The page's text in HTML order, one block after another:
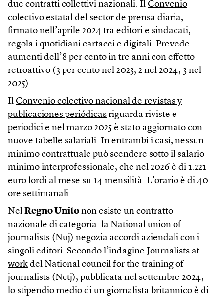
due contratti collettivi nazionali. Il Convenio
colectivo estatal del sector de prensa diaria,
firmato nell’aprile 2024 tra editori e sindacati,
regola i quotidiani cartacei e digitali. Prevede
aumenti dell’8 per cento in tre anni con effetto
retroattivo (3 per cento nel 2023, 2 nel 2024, 3 nel
2025).
Il Convenio colectivo nacional de revistas y
publicaciones periódicas riguarda riviste e
periodici e nel marzo 2025 è stato aggiornato con
nuove tabelle salariali. In entrambi i casi, nessun
minimo contrattuale può scendere sotto il salario
minimo interprofessionale, che nel 2026 è di 1.221
euro lordi al mese su 14 mensilità. L’orario è di 40
ore settimanali.
Nel Regno Unito non esiste un contratto
nazionale di categoria: la National union of
journalists (Nuj) negozia accordi aziendali con i
singoli editori. Secondo l’indagine Journalists at
work del National council for the training of
journalists (Nctj), pubblicata nel settembre 2024,
lo stipendio medio di un giornalista britannico è di